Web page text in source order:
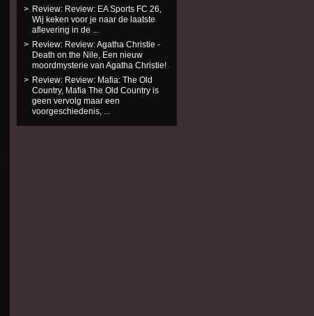
Review: Review: EA Sports FC 26,
Wij keken voor je naar de laatste
aflevering in de ...
Review: Review: Agatha Christie -
Death on the Nile, Een nieuw
moordmysterie van Agatha Christie!
Review: Review: Mafia: The Old
Country, Mafia The Old Country is
geen vervolg maar een
voorgeschiedenis, ...